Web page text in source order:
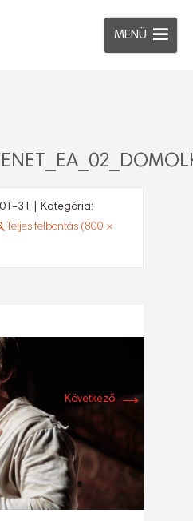
MENÜ
31
| Kategória:
Teljes felbontás (800 ×
Következő→